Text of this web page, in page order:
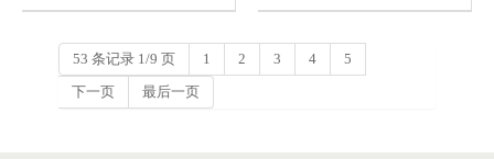
53 条记录 1/9 页 1 2 3 4
5
下一页
最后一页